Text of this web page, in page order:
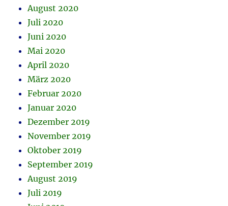
August 2020
Juli 2020
Juni 2020
Mai 2020
April 2020
März 2020
Februar 2020
Januar 2020
Dezember 2019
November 2019
Oktober 2019
September 2019
August 2019
Juli 2019